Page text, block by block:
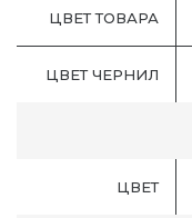
ЦВЕТ ТОВАРА
ЦВЕТ ЧЕРНИЛ
ЦВЕТ